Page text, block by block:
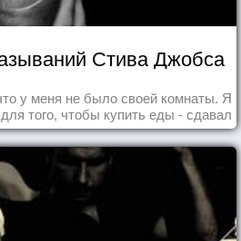
Стива Джобса
у меня не было своей комнаты. Я
того, чтобы купить еды - сдавал
из под кока-колы"